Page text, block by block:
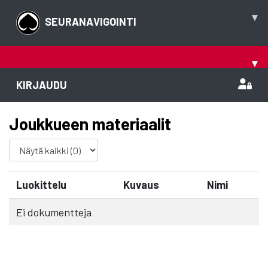
SEURANAVIGOINTI ▾
▾
KIRJAUDU
Joukkueen materiaalit
Luokittelu Kuvaus Nimi
Ei dokumentteja